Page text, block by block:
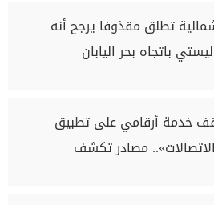
تطلق مقذوفا يرجح أنه
باتجاه بحر اليابان
خدمة أرقامي على تطبيق
مصادر تكشف